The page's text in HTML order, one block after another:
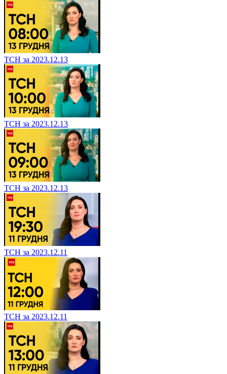
ТСН за 2023.12.13
ТСН за 2023.12.13
ТСН за 2023.12.13
ТСН за 2023.12.11
ТСН за 2023.12.11